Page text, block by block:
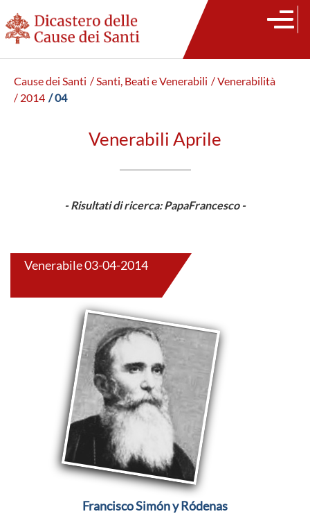
Cause dei Santi / Santi, Beati e Venerabili / Venerabilità
/ 2014 / 04
Venerabili Aprile
- Risultati di ricerca: PapaFrancesco -
Venerabile 03-04-2014
Francisco Simón y Ródenas